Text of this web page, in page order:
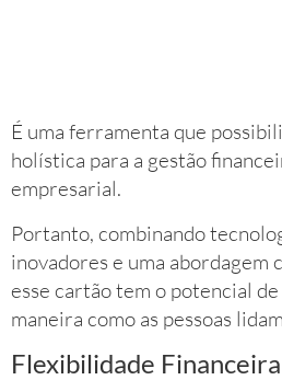
É uma ferramenta que
holística para a gestão
empresarial.
Portanto, combinando
inovadores e uma abordagem
esse cartão tem o potencial
maneira como as pessoas
Flexibilidade